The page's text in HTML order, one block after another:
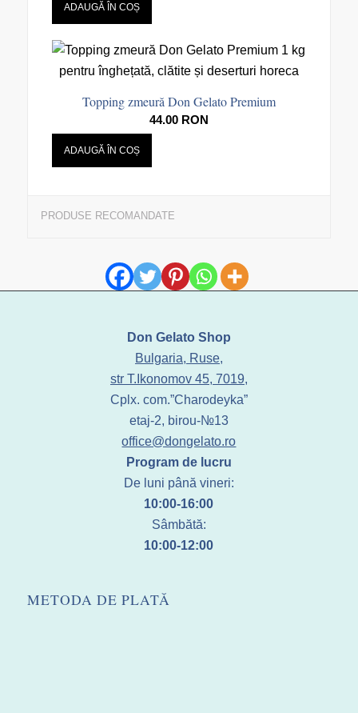
ADAUGĂ ÎN COȘ
Topping zmeură Don Gelato Premium
44.00 RON
ADAUGĂ ÎN COȘ
PRODUSE RECOMANDATE
Don Gelato Shop
Bulgaria, Ruse,
str T.Ikonomov 45, 7019,
Cplx. com.”Charodeyka”
etaj-2, birou-№13
office@dongelato.ro
Program de lucru
De luni până vineri:
10:00-16:00
Sâmbătă:
10:00-12:00
METODA DE PLATĂ